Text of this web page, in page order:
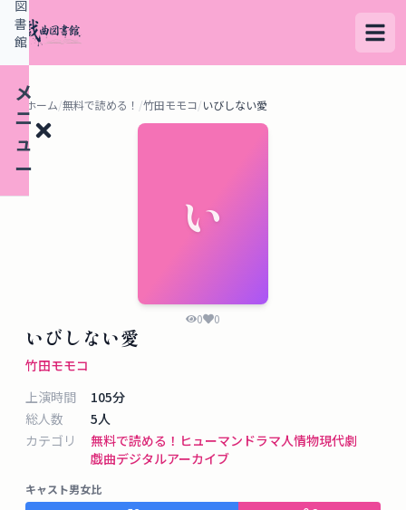
メ
ニ
ュ
ー
デ
タ
ベ
ス
図
書
館
ホーム/無料で読める！ /竹田モモコ/いびしない愛
い
0 0
いびしない愛
竹田モモコ
上演時間
105分
総人数
5人
カテゴリ
無料で読める！ ヒューマンドラマ人情物現代劇
戯曲デジタルアーカイブ
キャスト男女比